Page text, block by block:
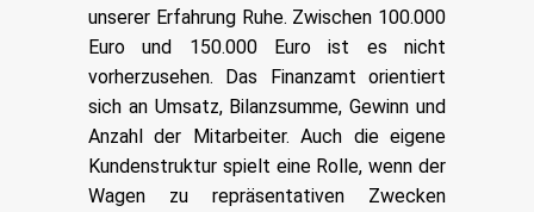
unserer Erfahrung Ruhe. Zwischen 100.000
Euro und 150.000 Euro ist es nicht
vorherzusehen. Das Finanzamt orientiert
sich an Umsatz, Bilanzsumme, Gewinn und
Anzahl der Mitarbeiter. Auch die eigene
Kundenstruktur spielt eine Rolle, wenn der
Wagen zu repräsentativen Zwecken